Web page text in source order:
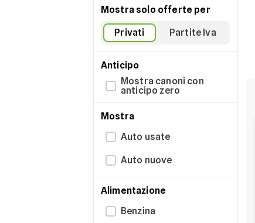
Mostra solo offerte per
Privati Partite Iva
Anticipo
Mostra canoni con
anticipo zero
Mostra
Auto usate
Auto nuove
Alimentazione
Benzina